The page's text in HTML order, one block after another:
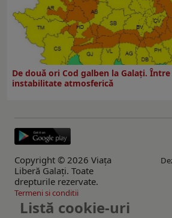
De două ori Cod galben la Galaţi. Între
instabilitate atmosferică
Copyright © 2026 Viaţa
Liberă Galaţi. Toate
drepturile rezervate.
Termeni si conditii
Listă cookie-uri